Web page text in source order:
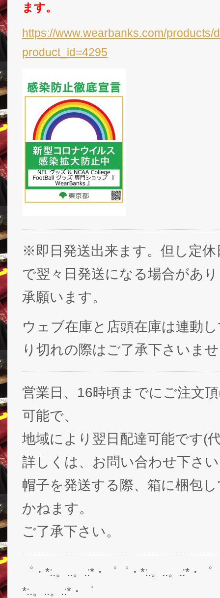
ます。
https://www.wearbanks.com/products/
product_id=4295
※即日発送出来ます。但し定休
で翌々日発送になる場合があ
承願います。
ウェブ在庫と店頭在庫は連動
り切れの際はご了承下さいま
営業日、16時頃までにご注文
可能で、
地域により翌日配達可能です(
詳しくは、お問い合わせ下さ
帽子を発送する際、箱に梱包
かねます。
ご了承下さい。
゜・*:.。..。.:*・゜゜・*:.。..。.:*・
*:.。..。.:*・゜